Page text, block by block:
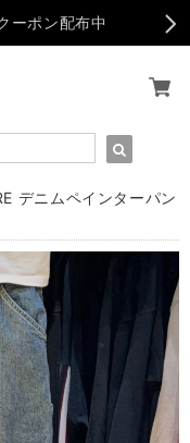
ーポン配布中
デニムペインターパン